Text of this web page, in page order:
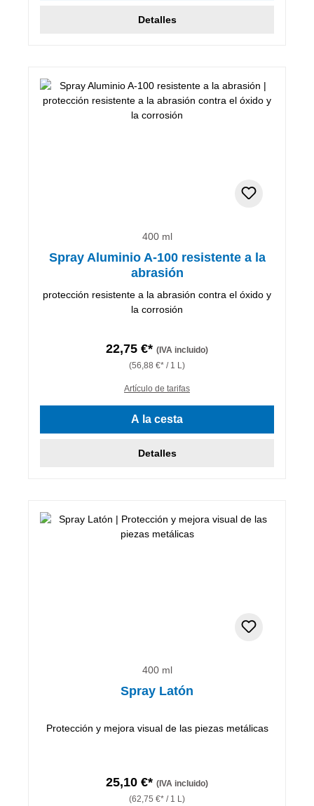
Detalles
400 ml
Spray Aluminio A-100 resistente a la
abrasión
protección resistente a la abrasión contra el óxido y
la corrosión
22,75 €* (IVA incluido)
(56,88 €* / 1 L)
Artículo de tarifas
A la cesta
Detalles
400 ml
Spray Latón
Protección y mejora visual de las piezas metálicas
25,10 €* (IVA incluido)
(62,75 €* / 1 L)